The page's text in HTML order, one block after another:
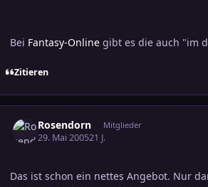
Bei Fantasy-Online gibt es die auch "im
Zitieren
Rosendorn Mitglieder
29. Mai 200521 J.
Das ist schon ein nettes Angebot. Nur